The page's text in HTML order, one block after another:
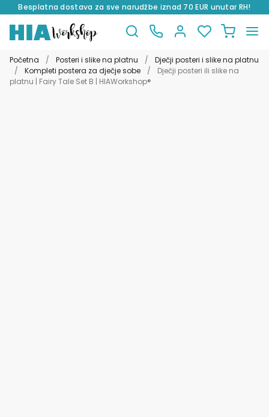
Besplatna dostava za sve narudžbe iznad 70 EUR unutar RH!
na
navigaciju
do
sadržaja
Početna / Posteri i slike na platnu /
Dječji posteri i slike na platnu
/
Kompleti postera za dječje sobe /
Dječji posteri ili slike na
platnu | Fairy Tale Set B | HIAWorkshop®